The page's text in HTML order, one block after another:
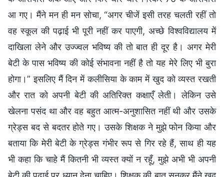
आ गए। मैंने मन ही मन सोचा, “अगर चीजें इसी तरह चलती रहीं तो
वह स्कूल की पढ़ाई भी पूरी नहीं कर पाएगी, अच्छे विश्वविद्यालय में
दाखिला लेने और उज्ज्वल भविष्य की तो बात ही दूर है। अगर मेरी
बेटी के पास भविष्य की कोई संभावना नहीं है तो यह मेरे लिए भी बुरा
होगा।” इसलिए मैं दिन में कलीसिया के काम में खुद को व्यस्त रखती
और रात को अपनी बेटी की अतिरिक्त कक्षाएँ लेती। लेकिन उसे
खेलना पसंद था और वह बहुत आत्म-अनुशासित नहीं थी और उसके
ग्रेड्स बद से बदतर होते गए। उसके शिक्षक ने मुझे फोन किया और
बताया कि मेरी बेटी के ग्रेड्स गंभीर रूप से गिर रहे हैं, साथ ही यह
भी कहा कि चाहे मैं कितनी भी व्यस्त क्यों न रहूँ, मुझे अभी भी अपनी